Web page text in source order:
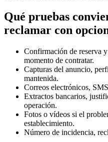
Qué pruebas
reclamar con
Confirmación de reserva
momento de contratar.
Capturas del anuncio,
mantenida.
Correos electrónicos,
Extractos bancarios,
operación.
Fotos o vídeos si el
establecimiento.
Número de incidencia,